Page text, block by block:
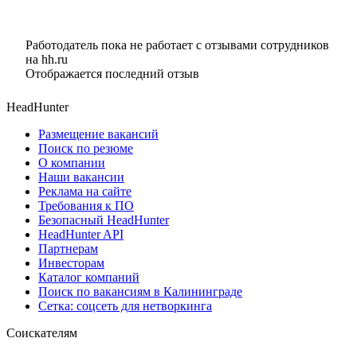
Работодатель пока не работает с отзывами сотрудников
на hh.ru
Отображается последний отзыв
HeadHunter
Размещение вакансий
Поиск по резюме
О компании
Наши вакансии
Реклама на сайте
Требования к ПО
Безопасный HeadHunter
HeadHunter API
Партнерам
Инвесторам
Каталог компаний
Поиск по вакансиям в Калининграде
Сетка: соцсеть для нетворкинга
Соискателям